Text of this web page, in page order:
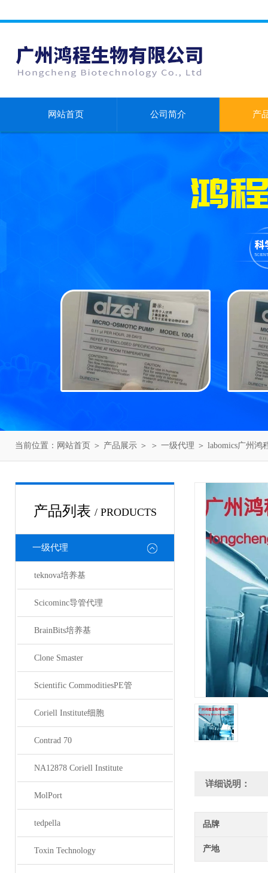
网站首页 公司简介 产
当前位置： 网站首页 ＞ 产品展示 ＞ ＞ 一级代理 ＞ labomics广州鸿
产品列表 / PRODUCTS
一级代理
teknova培养基
Scicominc导管代理
BrainBits培养基
Clone Smaster
Scientific CommoditiesPE管
Coriell Institute细胞
Contrad 70
NA12878 Coriell Institute
MolPort
tedpella
Toxin Technology
详细说明：
品牌
产地